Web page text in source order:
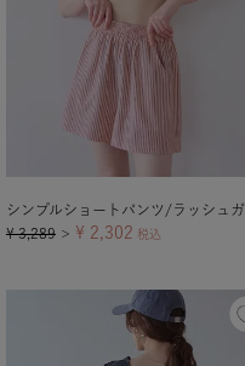
¥ 3,289 ＞ ¥ 2,302 税込